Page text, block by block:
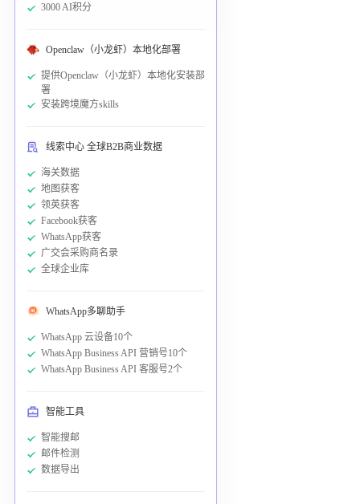
3000 AI积分
Openclaw（小龙虾）本地化部署
提供Openclaw（小龙虾）本地化安装部
署
安装跨境魔方skills
线索中心 全球B2B商业数据
海关数据
地图获客
领英获客
Facebook获客
WhatsApp获客
广交会采购商名录
全球企业库
WhatsApp多聊助手
WhatsApp 云设备10个
WhatsApp Business API 营销号10个
WhatsApp Business API 客服号2个
智能工具
智能搜邮
邮件检测
数据导出